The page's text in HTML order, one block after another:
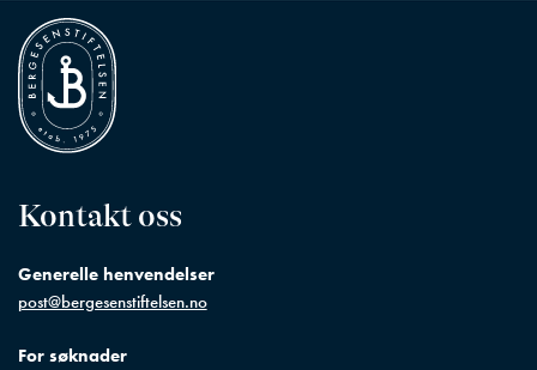
Kontakt oss
Generelle henvendelser
post@bergesenstiftelsen.no
For søknader